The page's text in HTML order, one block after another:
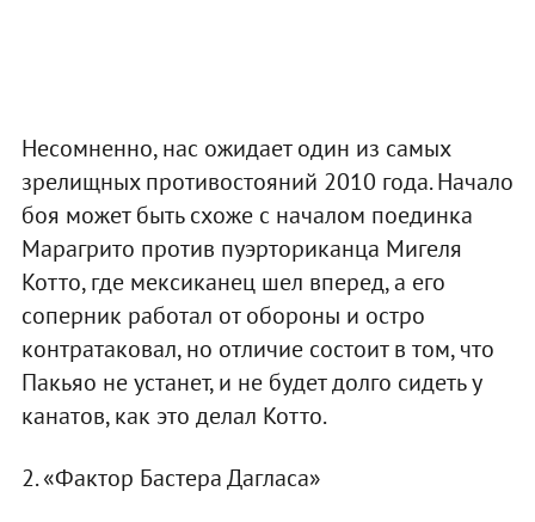
Несомненно, нас ожидает один из самых
зрелищных противостояний 2010 года. Начало
боя может быть схоже с началом поединка
Марагрито против пуэрториканца Мигеля
Котто, где мексиканец шел вперед, а его
соперник работал от обороны и остро
контратаковал, но отличие состоит в том, что
Пакьяо не устанет, и не будет долго сидеть у
канатов, как это делал Котто.
2. «Фактор Бастера Дагласа»